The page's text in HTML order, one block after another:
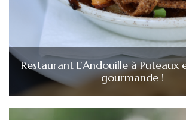
Restaurant L’Andouille à Puteaux
gourmande !